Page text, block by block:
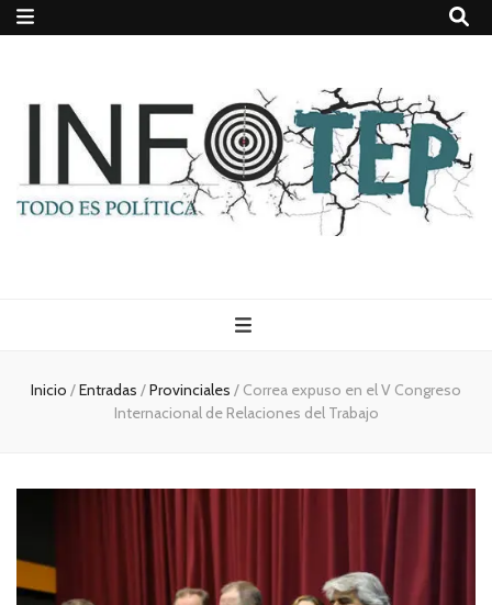
Todo es
(rosca)
política
Inicio /Entradas /Provinciales / Correa expuso en el V Congreso
Internacional de Relaciones del Trabajo